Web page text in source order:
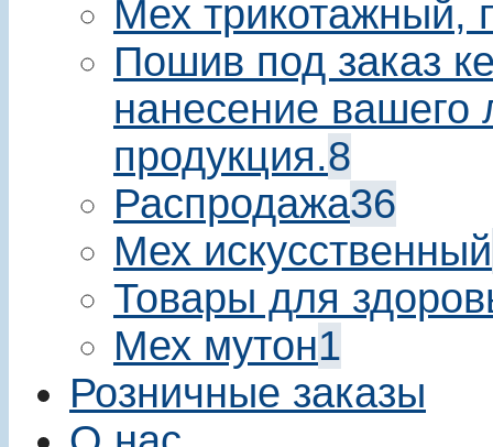
Мех трикотажный,
Пошив под заказ
нанесение вашего
продукция.8
Распродажа36
Мех искусственный
Товары для
Мех мутон1
Розничные заказы